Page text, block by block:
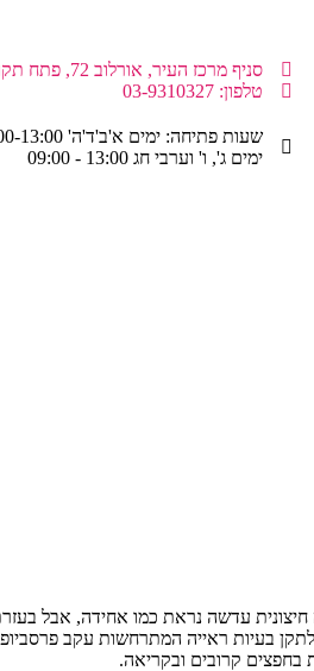
סניף מרכז העיר, אורלוב 72, פתח תקווה
טלפון: 03-9310327
שעות פתיחה: ימים א'ב'ד'ה' 09:00-13:00 16:00-19:00
ימים ג', ו' וערבי חג 13:00 - 09:00
עדשה נראת כמו אחידה, אבל בעזרת
עדשות אלו נועדו לתקן בעיות ראייה המתרחשות עקב
בחפצים קרובים ובקריאה.